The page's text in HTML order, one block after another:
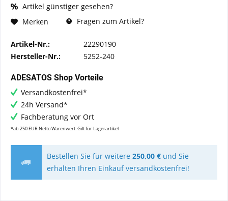
Artikel günstiger gesehen?
Merken
Fragen zum Artikel?
Artikel-Nr.:
22290190
Hersteller-Nr.:
5252-240
ADESATOS Shop Vorteile
Versandkostenfrei*
24h Versand*
Fachberatung vor Ort
*ab 250 EUR Netto Warenwert. Gilt für Lagerartikel
Bestellen Sie für weitere 250,00 €und Sie
erhalten Ihren Einkauf versandkostenfrei!